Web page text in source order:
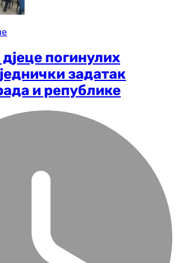
погинулих
задатак
и републике